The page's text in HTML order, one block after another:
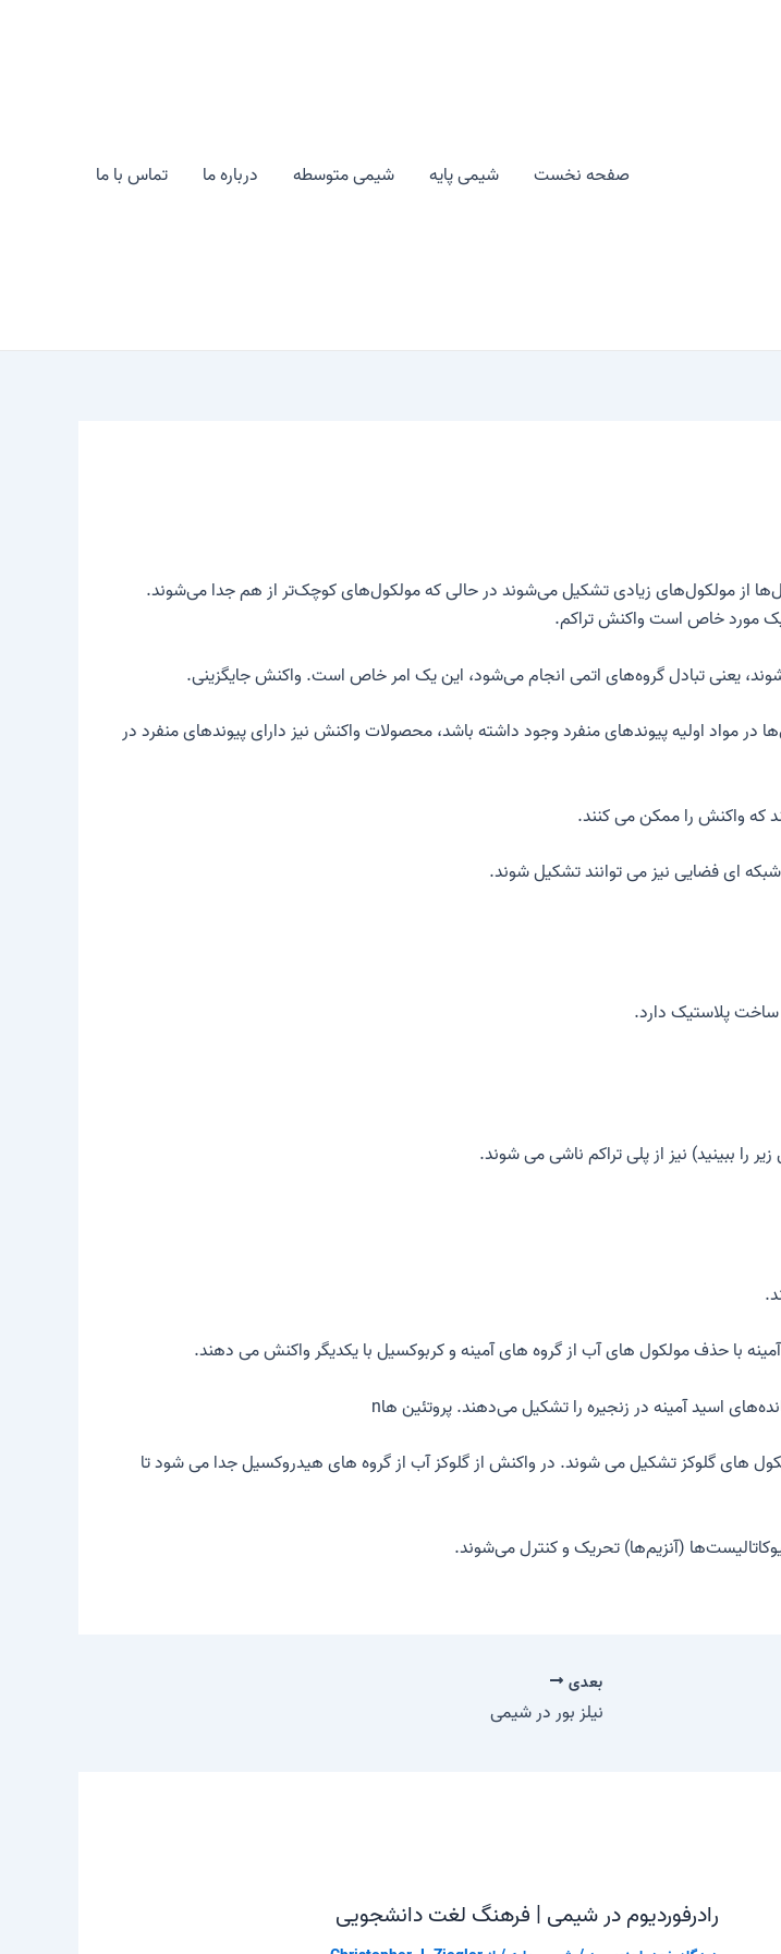
صفحه نخست شیمی پایه شیمی متوسطه درباره ما تماس با ما
از مولکول‌های زیادی تشکیل می‌شوند در حالی که مولکول‌های کوچک‌تر از هم جدا می‌شوند.
یک مورد خاص استواکنش تراکم.
یعنی تبادل گروه‌های اتمی انجام می‌شود، این یک امر خاص است. واکنش جایگزینی.
مواد اولیه پیوندهای منفرد وجود داشته باشد، محصولات واکنش نیز دارای پیوندهای منفرد در
که واکنش را ممکن می کنند.
ای فضایی نیز می توانند تشکیل شوند.
ساخت پلاستیک دارد.
را ببینید) نیز از پلی تراکم ناشی می شوند.
با حذف مولکول های آب از گروه های آمینه و کربوکسیل با یکدیگر واکنش می دهند.
اسید آمینه در زنجیره را تشکیل می‌دهند.پروتئین هاn
های گلوکز تشکیل می شوند. در واکنش ازگلوکزآب از گروه های هیدروکسیل جدا می شود تا
(آنزیم‌ها) تحریک و کنترل می‌شوند.
بعدی
نیلز بور در شیمی
رادرفوردیوم در شیمی | فرهنگ لغت دانشجویی